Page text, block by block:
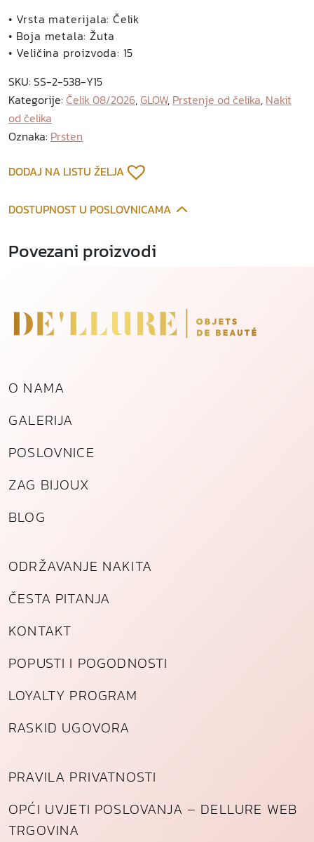
i
e
p
s
t
e
n
d
o
a
g
l
k
k
l
č
a
• Vrsta materijala: Čelik
• Boja metala: Žuta
• Veličina proizvoda: 15
SKU: SS-2-538-Y15
Kategorije: Čelik 08/2026,GLOW, Prstenje od čelika, Nakit
od čelika
Oznaka: Prsten
DODAJ NA LISTU ŽELJA
DOSTUPNOST U POSLOVNICAMA
Povezani proizvodi
O NAMA
GALERIJA
POSLOVNICE
ZAG BIJOUX
BLOG
ODRŽAVANJE NAKITA
ČESTA PITANJA
KONTAKT
POPUSTI I POGODNOSTI
LOYALTY PROGRAM
RASKID UGOVORA
PRAVILA PRIVATNOSTI
OPĆI UVJETI POSLOVANJA – DELLURE WEB
TRGOVINA